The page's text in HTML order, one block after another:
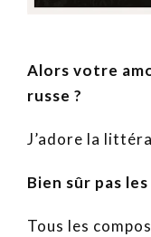
Alors votre
russe ?
J’adore la
Bien sûr pas
Tous les